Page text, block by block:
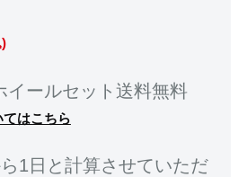
イールセット送料無料
はこちら
1日と計算させていただ